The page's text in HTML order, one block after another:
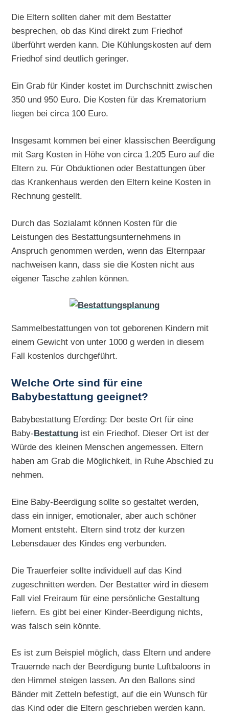
Die Eltern sollten daher mit dem Bestatter
besprechen, ob das Kind direkt zum Friedhof
überführt werden kann. Die Kühlungskosten auf dem
Friedhof sind deutlich geringer.
Ein Grab für Kinder kostet im Durchschnitt zwischen
350 und 950 Euro. Die Kosten für das Krematorium
liegen bei circa 100 Euro.
Insgesamt kommen bei einer klassischen Beerdigung
mit Sarg Kosten in Höhe von circa 1.205 Euro auf die
Eltern zu. Für Obduktionen oder Bestattungen über
das Krankenhaus werden den Eltern keine Kosten in
Rechnung gestellt.
Durch das Sozialamt können Kosten für die
Leistungen des Bestattungsunternehmens in
Anspruch genommen werden, wenn das Elternpaar
nachweisen kann, dass sie die Kosten nicht aus
eigener Tasche zahlen können.
Sammelbestattungen von tot geborenen Kindern mit
einem Gewicht von unter 1000 g werden in diesem
Fall kostenlos durchgeführt.
Welche Orte sind für eine
Babybestattung geeignet?
Babybestattung Eferding: Der beste Ort für eine
Baby-Bestattung ist ein Friedhof. Dieser Ort ist der
Würde des kleinen Menschen angemessen. Eltern
haben am Grab die Möglichkeit, in Ruhe Abschied zu
nehmen.
Eine Baby-Beerdigung sollte so gestaltet werden,
dass ein inniger, emotionaler, aber auch schöner
Moment entsteht. Eltern sind trotz der kurzen
Lebensdauer des Kindes eng verbunden.
Die Trauerfeier sollte individuell auf das Kind
zugeschnitten werden. Der Bestatter wird in diesem
Fall viel Freiraum für eine persönliche Gestaltung
liefern. Es gibt bei einer Kinder-Beerdigung nichts,
was falsch sein könnte.
Es ist zum Beispiel möglich, dass Eltern und andere
Trauernde nach der Beerdigung bunte Luftbaloons in
den Himmel steigen lassen. An den Ballons sind
Bänder mit Zetteln befestigt, auf die ein Wunsch für
das Kind oder die Eltern geschrieben werden kann.